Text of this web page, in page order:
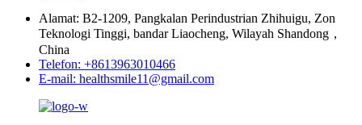
Alamat: B2-1209, Pangkalan Perindustrian Zhihuigu, Zon
Teknologi Tinggi, bandar Liaocheng, Wilayah Shandong，
China
Telefon: +8613963010466
E-mail: healthsmile11@gmail.com